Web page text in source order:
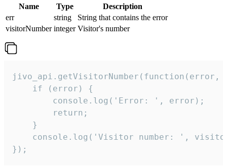
Name Type
Description
err
string
String that contains the error
visitorNumber integer Visitor's number
jivo_api.getVisitorNumber(function(error,
    if (error) {
        console.log('Error: ', error);
        return;
    }
console.log('Visitor number: ',
});